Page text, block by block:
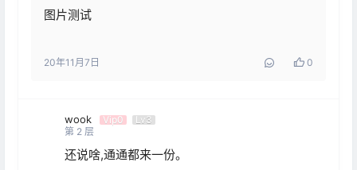
图片测试
20年11月7日 0
wook Vip0
Lv3
第 2 层
还说啥,通通都来一份。